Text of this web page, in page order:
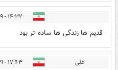
۱۴:۳۲ - ۱۴۰۵/۰۳/۱۹
قدیم ها زندگی ها ساده تر بود
علی ۱۷:۴۳ - ۱۴۰۵/۰۳/۱۹